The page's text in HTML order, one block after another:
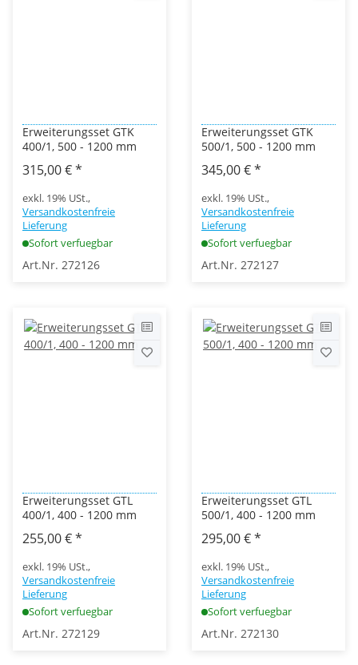
Erweiterungsset GTK
400/1, 500 - 1200 mm
315,00 €*
exkl. 19% USt.,
Versandkostenfreie
Lieferung
Sofort verfuegbar
Art.Nr. 272126
Erweiterungsset GTK
500/1, 500 - 1200 mm
345,00 €*
exkl. 19% USt.,
Versandkostenfreie
Lieferung
Sofort verfuegbar
Art.Nr. 272127
Erweiterungsset GTL
400/1, 400 - 1200 mm
255,00 €*
exkl. 19% USt.,
Versandkostenfreie
Lieferung
Sofort verfuegbar
Art.Nr. 272129
Erweiterungsset GTL
500/1, 400 - 1200 mm
295,00 €*
exkl. 19% USt.,
Versandkostenfreie
Lieferung
Sofort verfuegbar
Art.Nr. 272130